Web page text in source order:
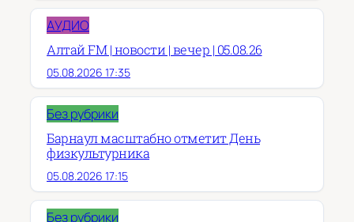
АУДИО
Алтай FM | новости | вечер | 05.08.26
05.08.2026 17:35
Без рубрики
Барнаул масштабно отметит День
физкультурника
05.08.2026 17:15
Без рубрики